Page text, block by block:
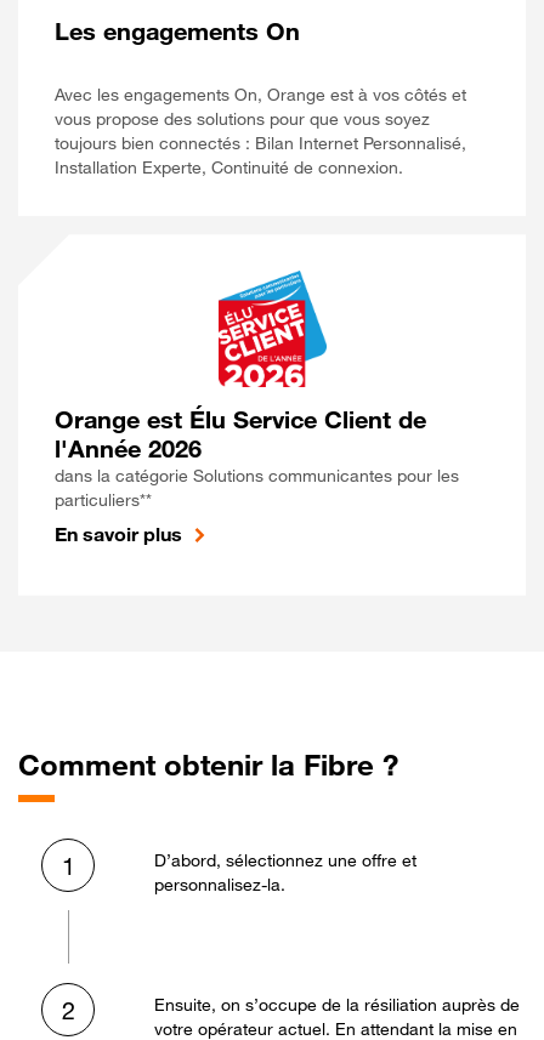
Les engagements On
Avec les engagements On, Orange est à vos côtés et
vous propose des solutions pour que vous soyez
toujours bien connectés : Bilan Internet Personnalisé,
Installation Experte, Continuité de connexion.
Orange est Élu Service Client de
l'Année 2026
dans la catégorie Solutions communicantes pour les
particuliers**
En savoir plus
Comment obtenir la Fibre ?
1
D’abord, sélectionnez une offre et
personnalisez-la.
2
Ensuite, on s’occupe de la résiliation auprès de
votre opérateur actuel. En attendant la mise en